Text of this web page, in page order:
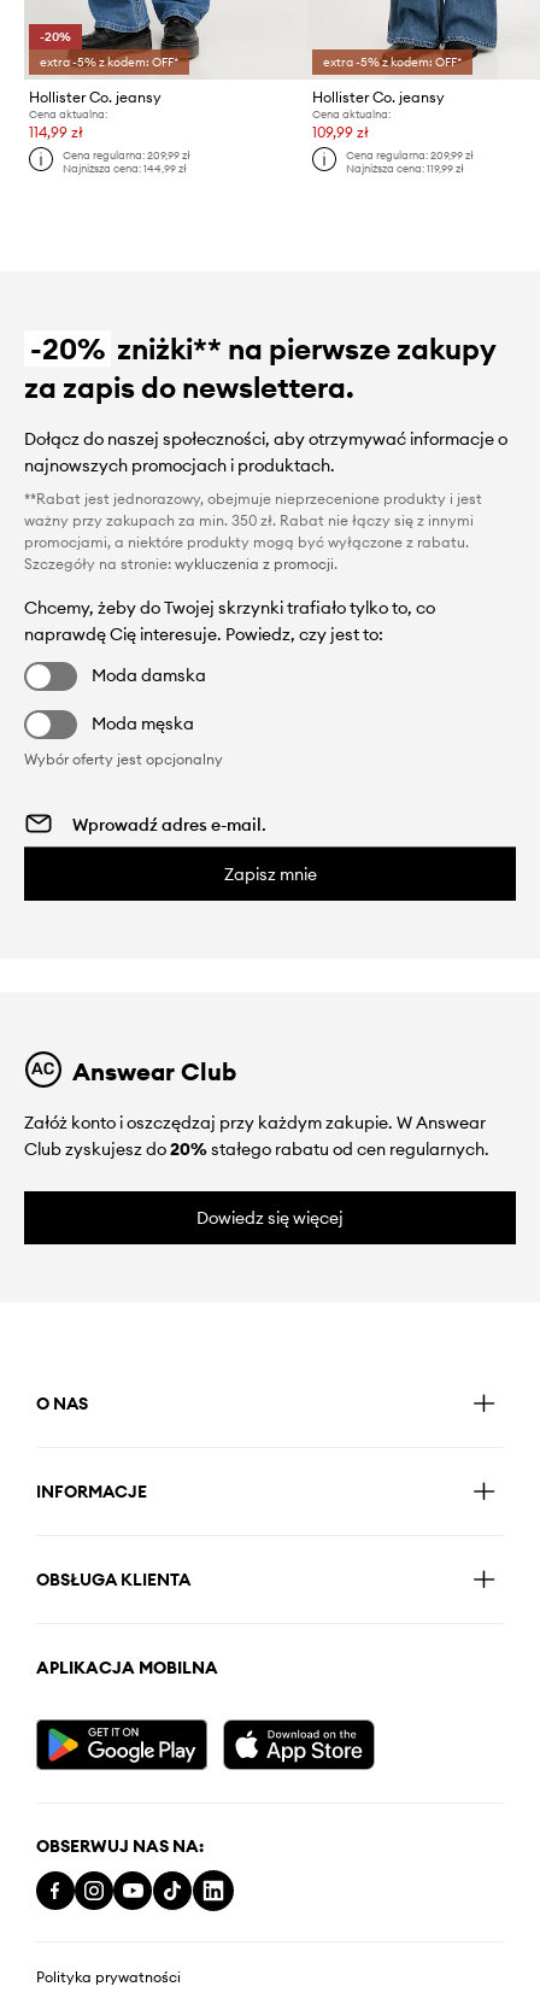
-20%
extra -5% z kodem: OFF*
Hollister Co. jeansy
Cena aktualna:
114,99 zł
Cena regularna:209,99 zł
Najniższa cena:144,99 zł
extra -5% z kodem: OFF*
Hollister Co. jeansy
Cena aktualna:
109,99 zł
Cena regularna: 209,99 zł
Najniższa cena: 119,99 zł
-20% zniżki** na pierwsze zakupy
za zapis do newslettera.
Dołącz do naszej społeczności, aby otrzymywać informacje o
najnowszych promocjach i produktach.
**Rabat jest jednorazowy, obejmuje nieprzecenione produkty i jest
ważny przy zakupach za min. 350 zł. Rabat nie łączy się z innymi
promocjami, a niektóre produkty mogą być wyłączone z rabatu.
Szczegóły na stronie: wykluczenia z promocji.
Chcemy, żeby do Twojej skrzynki trafiało tylko to, co
naprawdę Cię interesuje. Powiedz, czy jest to:
Moda damska
Moda męska
Wybór oferty jest opcjonalny
Zapisz mnie
Answear Club
Załóż konto i oszczędzaj przy każdym zakupie. W Answear
Club zyskujesz do20%stałego rabatu od cen regularnych.
Dowiedz się więcej
O NAS
INFORMACJE
OBSŁUGA KLIENTA
APLIKACJA MOBILNA
OBSERWUJ NAS NA:
Polityka prywatności